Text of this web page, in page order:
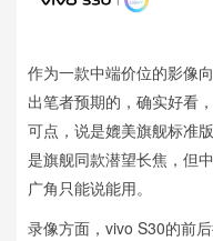
作为一款中端价位的影像
出笔者预期的，确实好看
可点，说是媲美旗舰标准
是旗舰同款潜望长焦，但
广角只能说能用。
录像方面，vivo S30的前